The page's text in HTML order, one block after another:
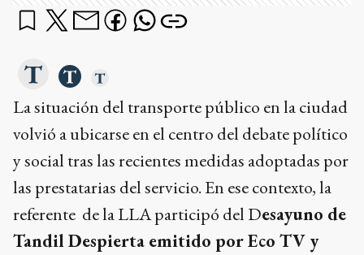
La situación del transporte público en la ciudad
volvió a ubicarse en el centro del debate político
y social tras las recientes medidas adoptadas por
las prestatarias del servicio. En ese contexto, la
referente de la LLA participó del Desayuno de
Tandil Despierta emitido por Eco TV y